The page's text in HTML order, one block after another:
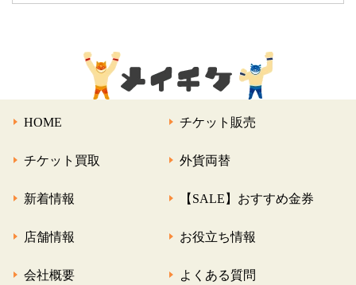
HOME チケット販売
チケット買取 外貨両替
新着情報 【SALE】おすすめ金券
店舗情報 お役立ち情報
会社概要 よくある質問